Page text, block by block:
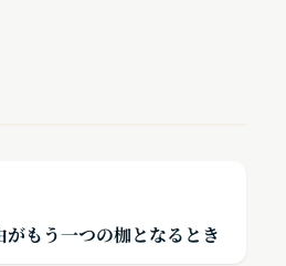
もう一つの枷となるとき